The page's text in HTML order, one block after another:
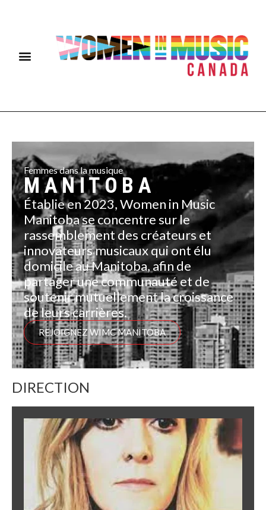
Femmes dans la musique
MANITOBA
Établie en 2023, Women in Music
Manitoba se concentre sur le
rassemblement des créateurs et
innovateurs musicaux qui ont élu
domicile au Manitoba, afin de
partager une communauté et de
soutenir mutuellement la croissance
de leurs carrières.
REJOIGNEZ WIMC MANITOBA
DIRECTION